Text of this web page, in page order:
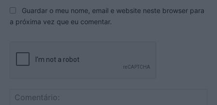
Guardar o meu nome, email e website neste browser para
a próxima vez que eu comentar.